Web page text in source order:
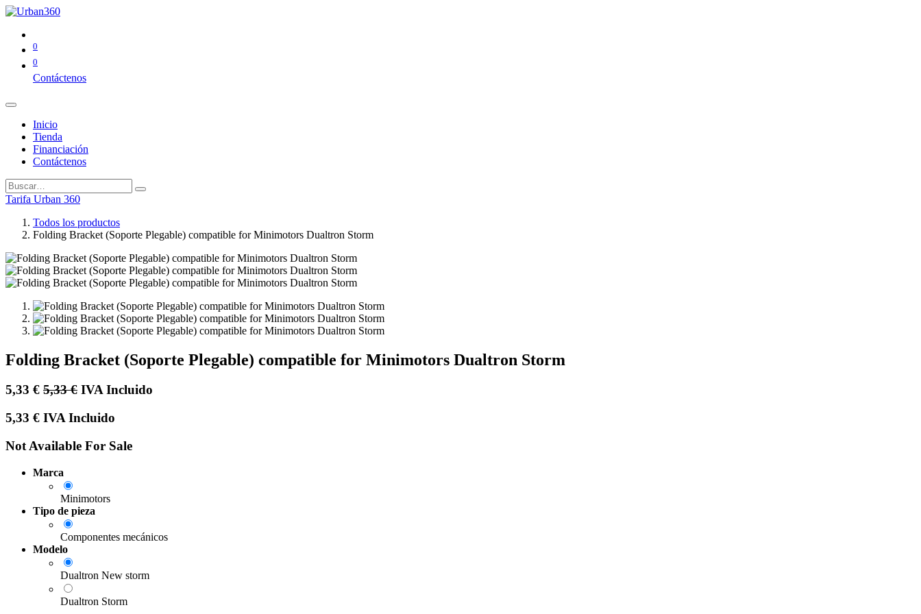
0
0
Contáctenos
Inicio
Tienda
Financiación
Contáctenos
Tarifa Urban 360
Todos los productos
Folding Bracket (Soporte Plegable) compatible for Minimotors Dualtron Storm
Folding Bracket (Soporte Plegable) compatible for Minimotors Dualtron Storm
5,33 € 5,33€ IVA Incluido
5,33 € IVA Incluido
Not Available For Sale
Marca
Minimotors
Tipo de pieza
Componentes mecánicos
Modelo
Dualtron New storm
Dualtron Storm